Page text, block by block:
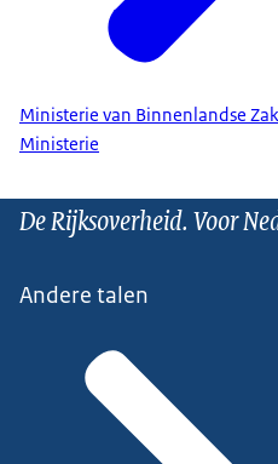
Ministerie van Binnenlandse
Ministerie
De Rijksoverheid. Voor
Andere talen